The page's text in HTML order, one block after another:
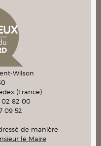
Wilson
(France)
02 82 00
09 52
de manière
le Maire